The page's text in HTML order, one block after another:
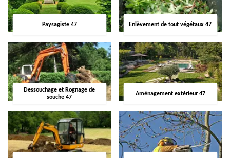
Paysagiste 47 Enlèvement de tout végétaux 47
Dessouchage et Rognage de
souche 47
Aménagement extérieur 47